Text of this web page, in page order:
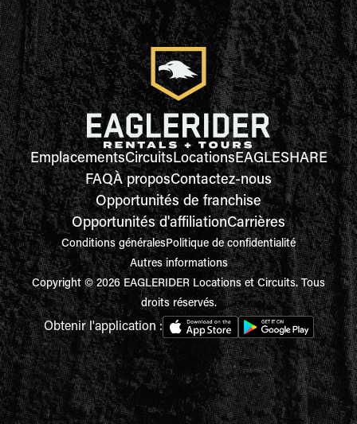
EmplacementsCircuitsLocationsEAGLESHARE
FAQÀ proposContactez-nous
Opportunités de franchise
Opportunités d'affiliationCarrières
Conditions généralesPolitique de confidentialité
Autres informations
Copyright © 2026 EAGLERIDER Locations et Circuits. Tous
droits réservés.
Obtenir l'application :